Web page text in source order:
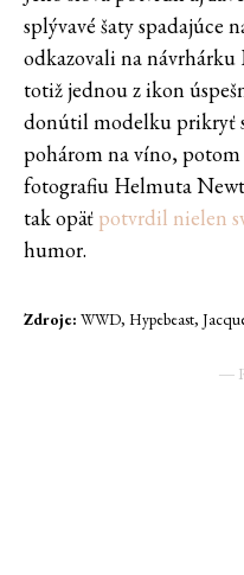
splývavé šaty spadajúce
odkazovali na návrhárku
totiž jednou z ikon
donútil modelku prikryť
pohárom na víno,
fotografiu Helmuta
tak opäť potvrdil nielen
humor.
Zdroje: WWD, Hypebeast,
―